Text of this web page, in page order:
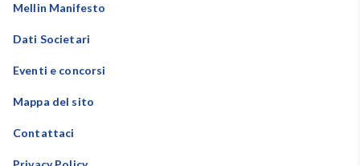
Mellin Manifesto
Dati Societari
Eventi e concorsi
Mappa del sito
Contattaci